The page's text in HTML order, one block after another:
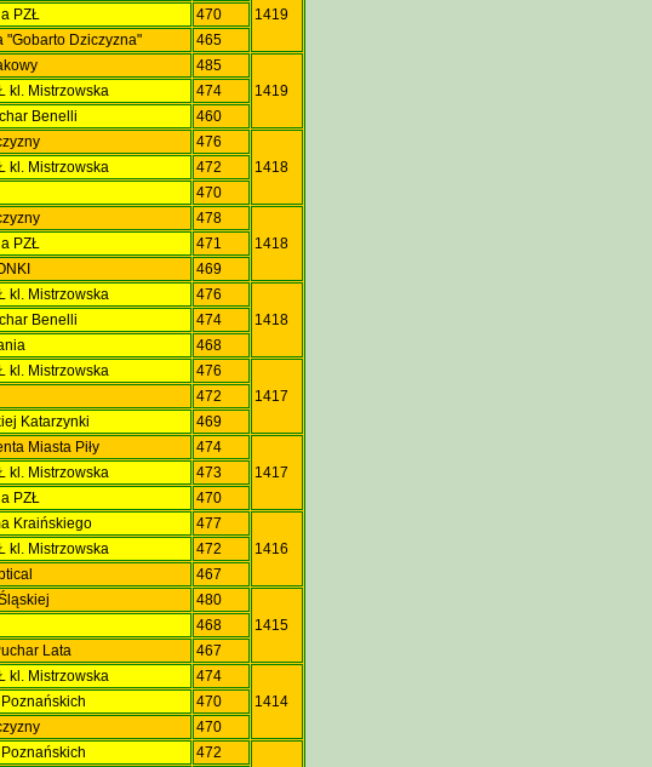
1419
PZŁ
470
"Gobarto Dziczyzna"
465
485
1419
kl. Mistrzowska
474
Benelli
460
476
1418
kl. Mistrzowska
472
470
478
1418
PZŁ
471
469
kl. Mistrzowska
476
1418
Benelli
474
468
kl. Mistrzowska
476
1417
472
Katarzynki
469
Miasta Piły
474
1417
kl. Mistrzowska
473
PZŁ
470
Kraińskiego
477
1416
kl. Mistrzowska
472
467
480
1415
468
Lata
467
kl. Mistrzowska
474
1414
470
470
472